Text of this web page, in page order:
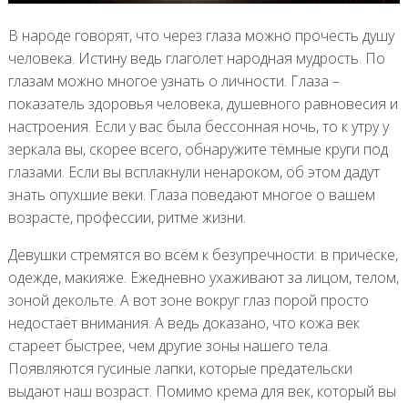
В народе говорят, что через глаза можно прочесть душу
человека. Истину ведь глаголет народная мудрость. По
глазам можно многое узнать о личности. Глаза –
показатель здоровья человека, душевного равновесия и
настроения. Если у вас была бессонная ночь, то к утру у
зеркала вы, скорее всего, обнаружите тёмные круги под
глазами. Если вы всплакнули ненароком, об этом дадут
знать опухшие веки. Глаза поведают многое о вашем
возрасте, профессии, ритме жизни.
Девушки стремятся во всём к безупречности: в причёске,
одежде, макияже. Ежедневно ухаживают за лицом, телом,
зоной декольте. А вот зоне вокруг глаз порой просто
недостаёт внимания. А ведь доказано, что кожа век
стареет быстрее, чем другие зоны нашего тела.
Появляются гусиные лапки, которые предательски
выдают наш возраст. Помимо крема для век, который вы